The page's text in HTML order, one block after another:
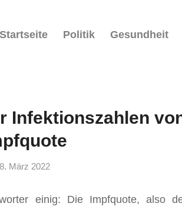
Startseite Politik Gesundheit
Infektionszahlen
8. März 2022
einig: Die Impfquote, also